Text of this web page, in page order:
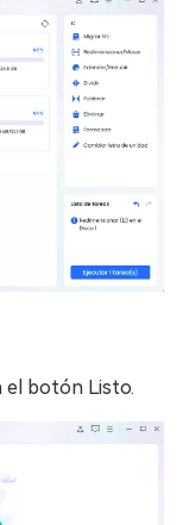
el botón Listo.